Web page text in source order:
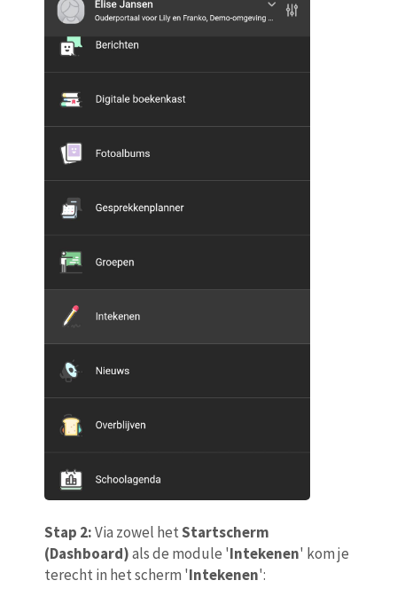
Stap 2:Via zowel hetStartscherm
(Dashboard)als de module 'Intekenen' kom je
terecht in het scherm 'Intekenen':